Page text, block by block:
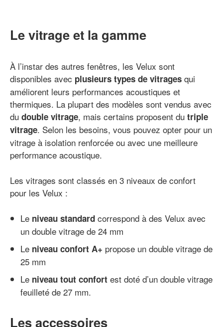
Le vitrage et la gamme
À l’instar des autres fenêtres, les Velux sont
disponibles avec plusieurs types de vitrages qui
améliorent leurs performances acoustiques et
thermiques. La plupart des modèles sont vendus avec
du double vitrage, mais certains proposent du triple
vitrage. Selon les besoins, vous pouvez opter pour un
vitrage à isolation renforcée ou avec une meilleure
performance acoustique.
Les vitrages sont classés en 3 niveaux de confort
pour les Velux :
Le niveau standard correspond à des Velux avec
un double vitrage de 24 mm
Le niveau confort A+ propose un double vitrage de
25 mm
Le niveau tout confort est doté d’un double vitrage
feuilleté de 27 mm.
Les accessoires